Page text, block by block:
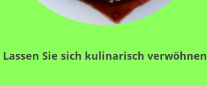
Lassen Sie sich kulinarisch verwöhnen